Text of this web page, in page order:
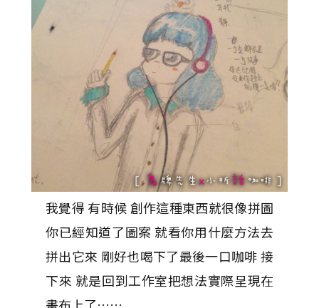
我覺得 有時候 創作這種東西就很像拼圖
你已經知道了圖案 就看你用什麼方法去
拼出它來 剛好也喝下了最後一口咖啡 接
下來 就是回到工作室把想法實際呈現在
畫布上了……